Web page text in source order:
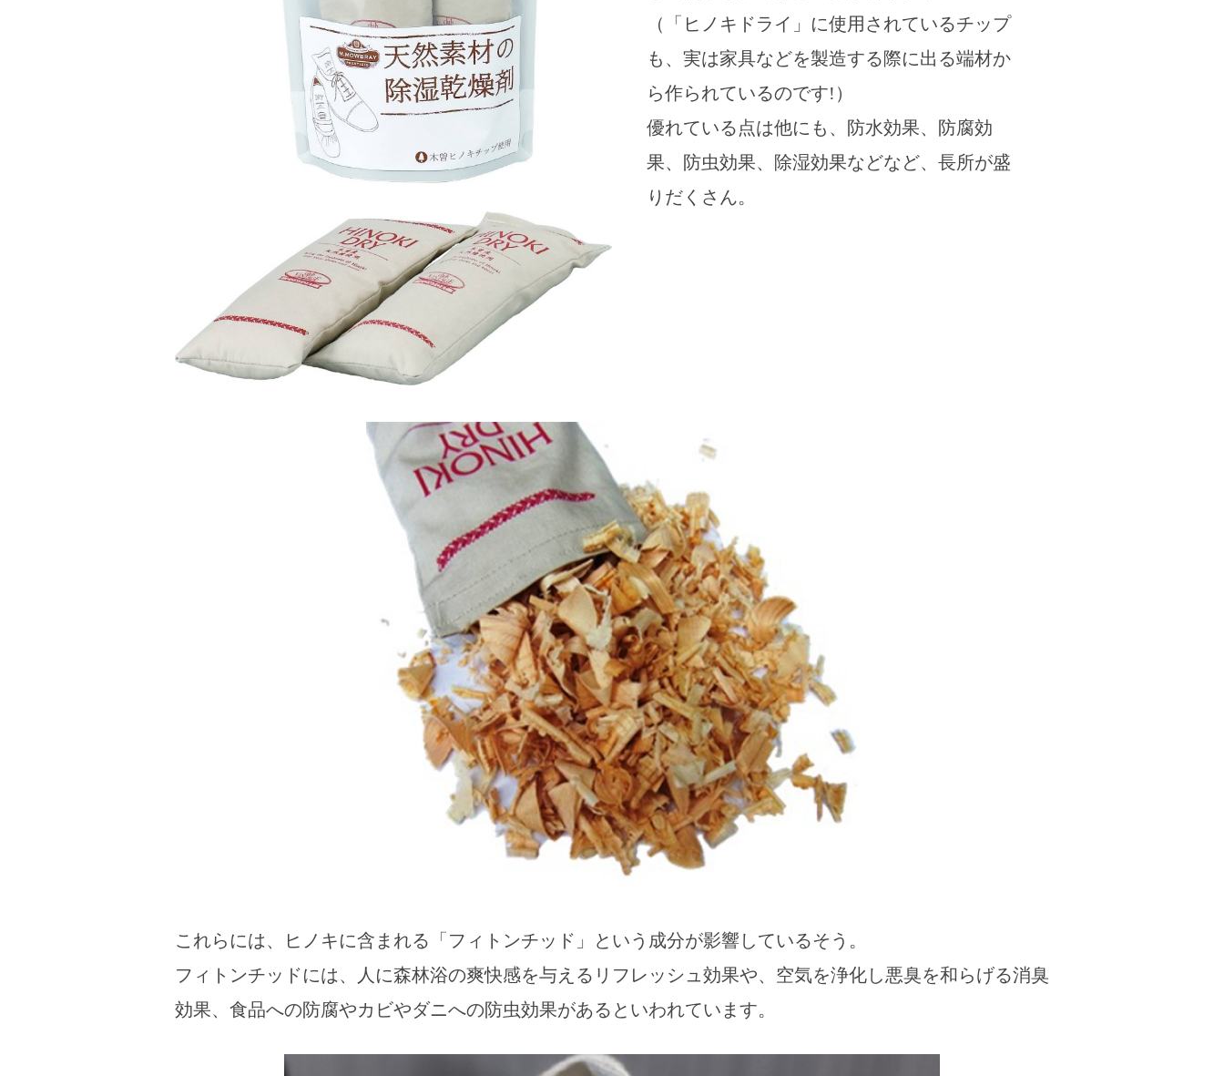
（「ヒノキドライ」に使用されているチップ
も、実は家具などを製造する際に出る端材か
ら作られているのです!）
優れている点は他にも、防水効果、防腐効
果、防虫効果、除湿効果などなど、長所が盛
りだくさん。
これらには、ヒノキに含まれる「フィトンチッド」という成分が影響しているそう。
フィトンチッドには、人に森林浴の爽快感を与えるリフレッシュ効果や、空気を浄化し悪臭を和らげる消臭
効果、食品への防腐やカビやダニへの防虫効果があるといわれています。